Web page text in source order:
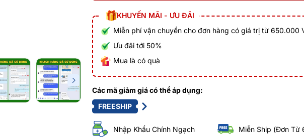
KHUYẾN MÃI - ƯU ĐÃI
Miễn phí vận chuyển cho đơn hàng có giá trị từ 650.000
Ưu đãi tới 50%
Mua là có quà
Các mã giảm giá có thể áp dụng:
FREESHIP
Nhập Khẩu Chính Ngạch
Miễn Ship (Đơn Từ